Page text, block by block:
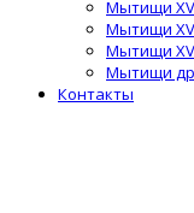
Мытищи
Мытищи
Мытищи
Мытищи
Контакты